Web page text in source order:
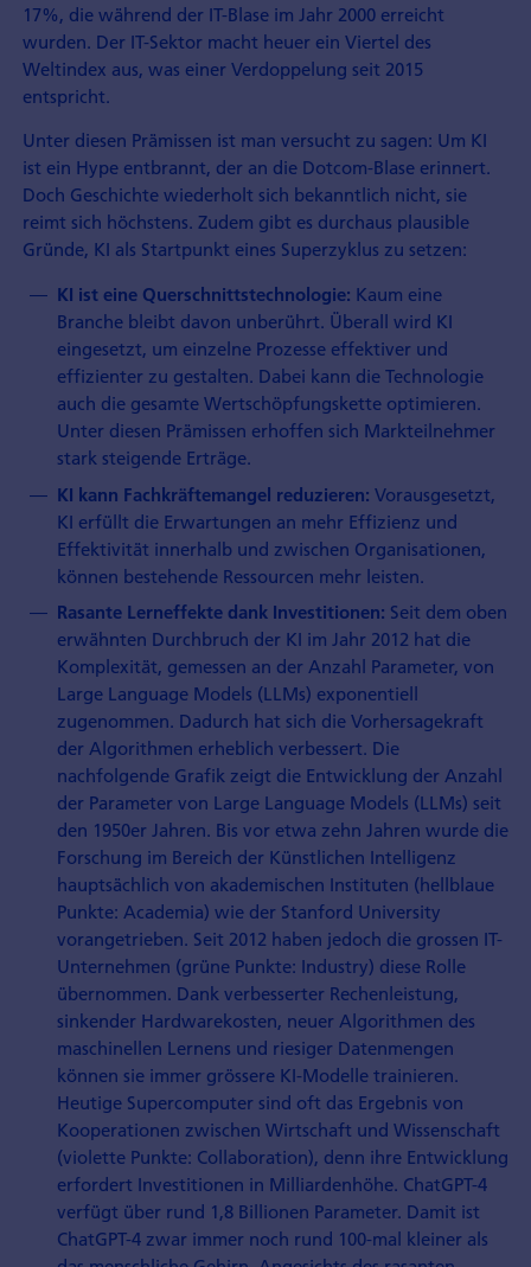
17%, die während der IT-Blase im Jahr 2000 erreicht
wurden. Der IT-Sektor macht heuer ein Viertel des
Weltindex aus, was einer Verdoppelung seit 2015
entspricht.
Unter diesen Prämissen ist man versucht zu sagen: Um KI
ist ein Hype entbrannt, der an die Dotcom-Blase erinnert.
Doch Geschichte wiederholt sich bekanntlich nicht, sie
reimt sich höchstens. Zudem gibt es durchaus plausible
Gründe, KI als Startpunkt eines Superzyklus zu setzen:
KI ist eine Querschnittstechnologie: Kaum eine
Branche bleibt davon unberührt. Überall wird KI
eingesetzt, um einzelne Prozesse effektiver und
effizienter zu gestalten. Dabei kann die Technologie
auch die gesamte Wertschöpfungskette optimieren.
Unter diesen Prämissen erhoffen sich Markteilnehmer
stark steigende Erträge.
KI kann Fachkräftemangel reduzieren: Vorausgesetzt,
KI erfüllt die Erwartungen an mehr Effizienz und
Effektivität innerhalb und zwischen Organisationen,
können bestehende Ressourcen mehr leisten.
Rasante Lerneffekte dank Investitionen: Seit dem oben
erwähnten Durchbruch der KI im Jahr 2012 hat die
Komplexität, gemessen an der Anzahl Parameter, von
Large Language Models (LLMs) exponentiell
zugenommen. Dadurch hat sich die Vorhersagekraft
der Algorithmen erheblich verbessert. Die
nachfolgende Grafik zeigt die Entwicklung der Anzahl
der Parameter von Large Language Models (LLMs) seit
den 1950er Jahren. Bis vor etwa zehn Jahren wurde die
Forschung im Bereich der Künstlichen Intelligenz
hauptsächlich von akademischen Instituten (hellblaue
Punkte: Academia) wie der Stanford University
vorangetrieben. Seit 2012 haben jedoch die grossen IT-
Unternehmen (grüne Punkte: Industry) diese Rolle
übernommen. Dank verbesserter Rechenleistung,
sinkender Hardwarekosten, neuer Algorithmen des
maschinellen Lernens und riesiger Datenmengen
können sie immer grössere KI-Modelle trainieren.
Heutige Supercomputer sind oft das Ergebnis von
Kooperationen zwischen Wirtschaft und Wissenschaft
(violette Punkte: Collaboration), denn ihre Entwicklung
erfordert Investitionen in Milliardenhöhe. ChatGPT-4
verfügt über rund 1,8 Billionen Parameter. Damit ist
ChatGPT-4 zwar immer noch rund 100-mal kleiner als